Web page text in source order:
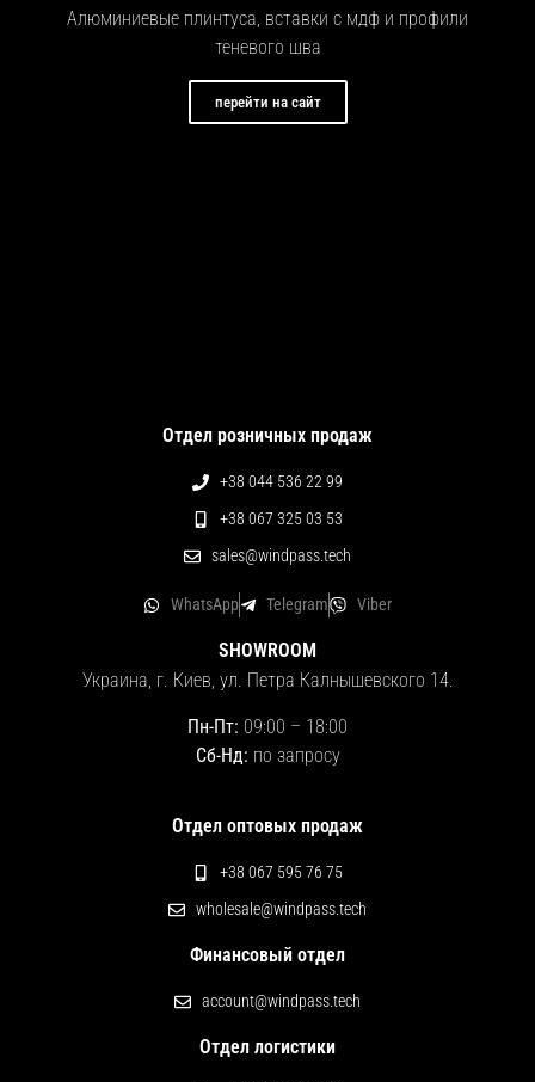
Алюминиевые плинтуса, вставки с мдф и профили
теневого шва
перейти на сайт
Отдел розничных продаж
+38 044 536 22 99
+38 067 325 03 53
sales@windpass.tech
WhatsApp Telegram Viber
SHOWROOM
Украина, г. Киев, ул. Петра Калнышевского 14.
Пн-Пт: 09:00 – 18:00
Сб-Нд: по запросу
Отдел оптовых продаж
+38 067 595 76 75
wholesale@windpass.tech
Финансовый отдел
account@windpass.tech
Отдел логистики